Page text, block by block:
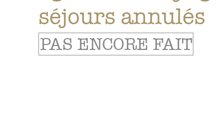
séjours annulés
PAS ENCORE FAIT